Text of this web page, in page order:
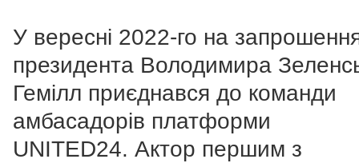
У вересні 2022-го на
президента Володимира
Гемілл приєднався до команди
амбасадорів платформи
UNITED24. Актор першим з